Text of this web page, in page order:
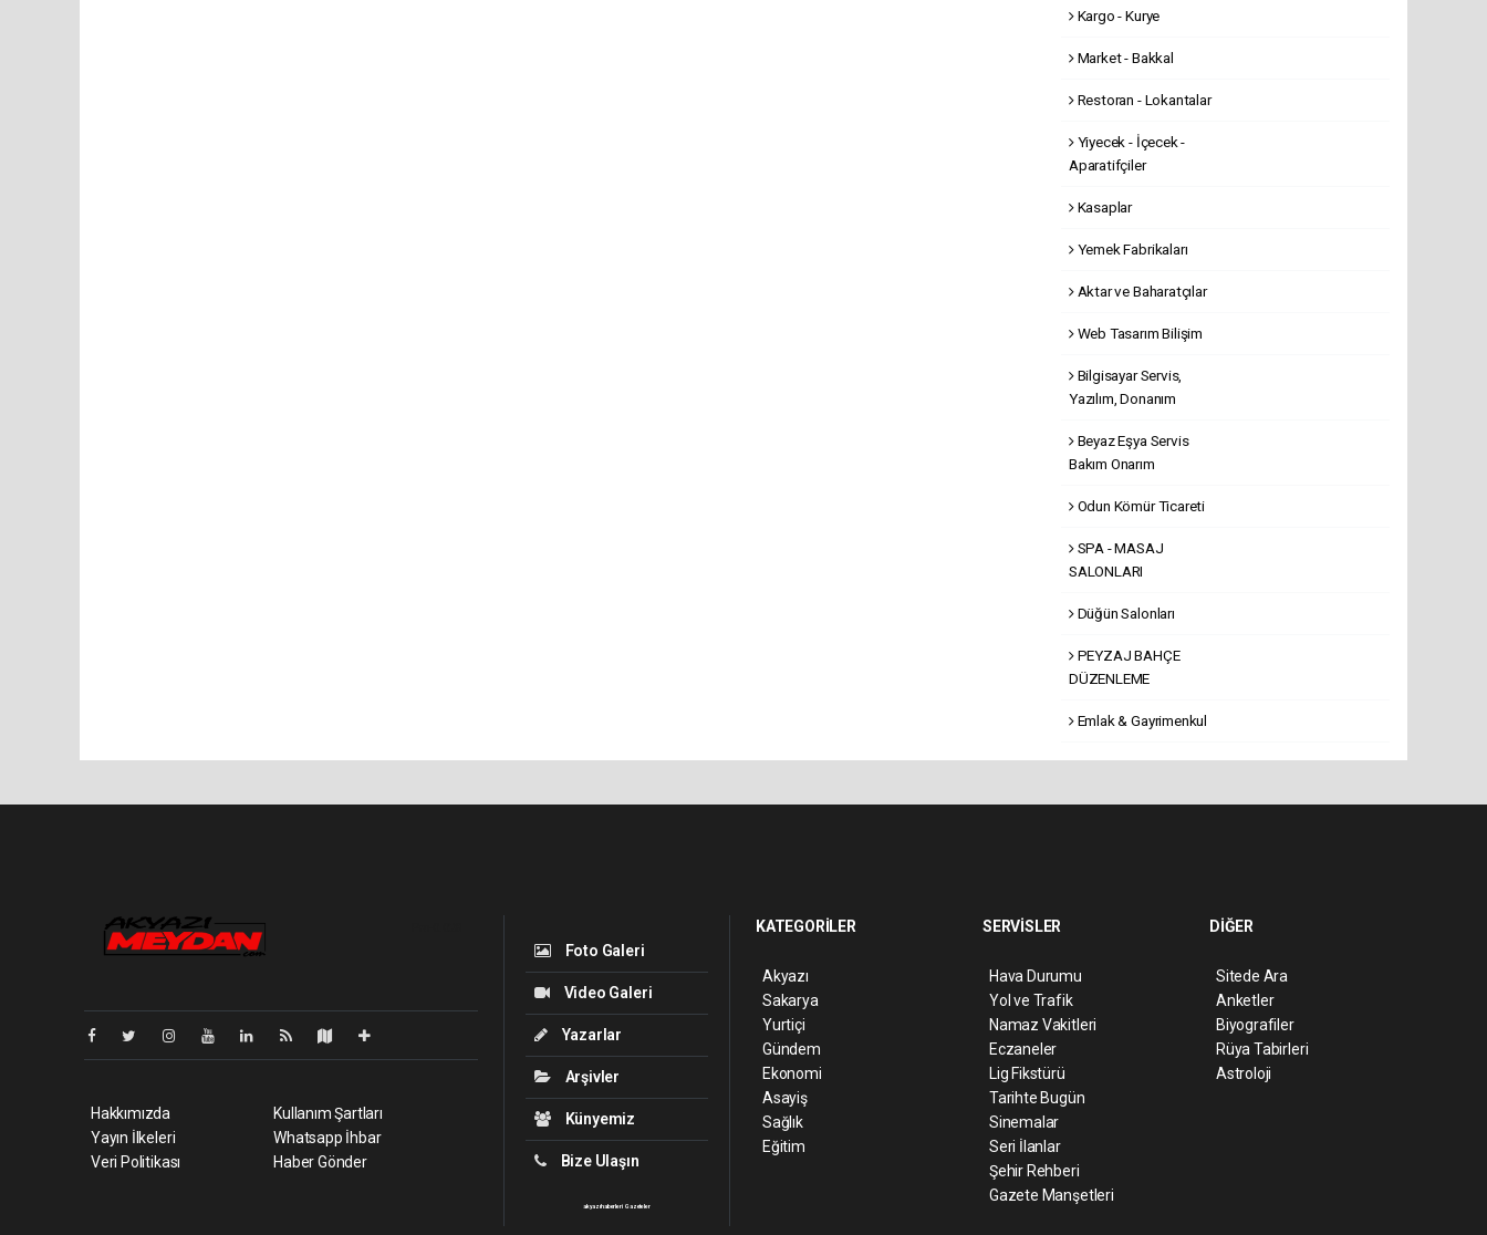
Kargo - Kurye
Market - Bakkal
Restoran - Lokantalar
Yiyecek - İçecek -
Aparatifçiler
Kasaplar
Yemek Fabrikaları
Aktar ve Baharatçılar
Web Tasarım Bilişim
Bilgisayar Servis,
Yazılım, Donanım
Beyaz Eşya Servis
Bakım Onarım
Odun Kömür Ticareti
SPA - MASAJ
SALONLARI
Düğün Salonları
PEYZAJ BAHÇE
DÜZENLEME
Emlak & Gayrimenkul
Hakkımızda
Yayın İlkeleri
Veri Politikası
Kullanım Şartları
Whatsapp İhbar
Haber Gönder
Foto Galeri
Video Galeri
Yazarlar
Arşivler
Künyemiz
Bize Ulaşın
akyazı haberleri Gazeteler
KATEGORİLER
Akyazı
Sakarya
Yurtiçi
Gündem
Ekonomi
Asayiş
Sağlık
Eğitim
SERVİSLER
Hava Durumu
Yol ve Trafik
Namaz Vakitleri
Eczaneler
Lig Fikstürü
Tarihte Bugün
Sinemalar
Seri İlanlar
Şehir Rehberi
Gazete Manşetleri
DİĞER
Sitede Ara
Anketler
Biyografiler
Rüya Tabirleri
Astroloji